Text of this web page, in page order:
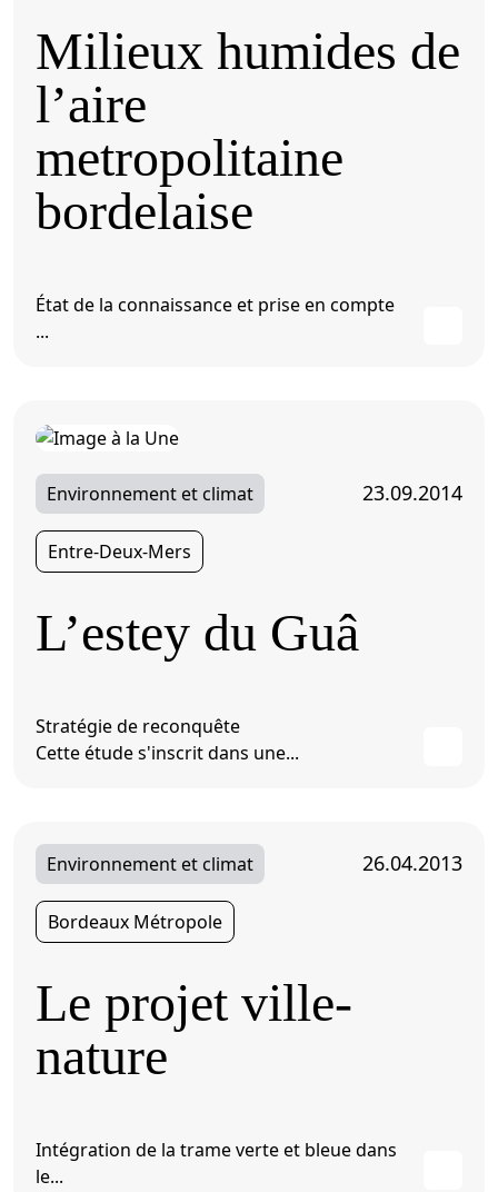
Milieux humides de
l’aire
metropolitaine
bordelaise
État de la connaissance et prise en compte
...
Environnement et climat 23.09.2014
Entre-Deux-Mers
L’estey du Guâ
Stratégie de reconquête
Cette étude s'inscrit dans une...
Environnement et climat 26.04.2013
Bordeaux Métropole
Le projet ville-
nature
Intégration de la trame verte et bleue dans
le...